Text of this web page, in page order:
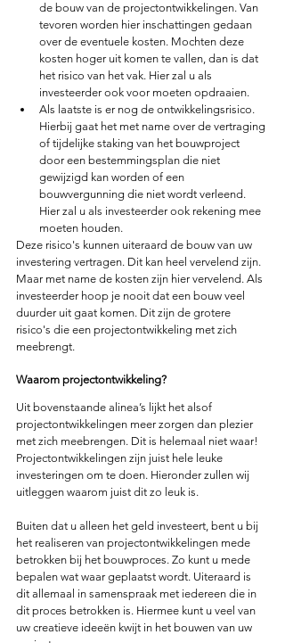
de bouw van de projectontwikkelingen. Van
tevoren worden hier inschattingen gedaan
over de eventuele kosten. Mochten deze
kosten hoger uit komen te vallen, dan is dat
het risico van het vak. Hier zal u als
investeerder ook voor moeten opdraaien.
Als laatste is er nog de ontwikkelingsrisico.
Hierbij gaat het met name over de vertraging
of tijdelijke staking van het bouwproject
door een bestemmingsplan die niet
gewijzigd kan worden of een
bouwvergunning die niet wordt verleend.
Hier zal u als investeerder ook rekening mee
moeten houden.
Deze risico's kunnen uiteraard de bouw van uw
investering vertragen. Dit kan heel vervelend zijn.
Maar met name de kosten zijn hier vervelend. Als
investeerder hoop je nooit dat een bouw veel
duurder uit gaat komen. Dit zijn de grotere
risico's die een projectontwikkeling met zich
meebrengt.
Waarom projectontwikkeling?
Uit bovenstaande alinea’s lijkt het alsof
projectontwikkelingen meer zorgen dan plezier
met zich meebrengen. Dit is helemaal niet waar!
Projectontwikkelingen zijn juist hele leuke
investeringen om te doen. Hieronder zullen wij
uitleggen waarom juist dit zo leuk is.
Buiten dat u alleen het geld investeert, bent u bij
het realiseren van projectontwikkelingen mede
betrokken bij het bouwproces. Zo kunt u mede
bepalen wat waar geplaatst wordt. Uiteraard is
dit allemaal in samenspraak met iedereen die in
dit proces betrokken is. Hiermee kunt u veel van
uw creatieve ideeën kwijt in het bouwen van uw